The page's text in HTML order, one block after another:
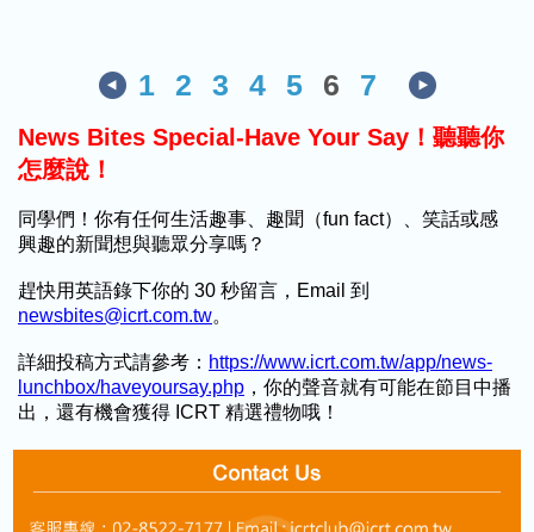
1 2 3 4 56 7
News Bites Special-Have Your Say！聽聽你
怎麼說！
同學們！你有任何生活趣事、趣聞（fun fact）、笑話或感
興趣的新聞想與聽眾分享嗎？
趕快用英語錄下你的 30 秒留言，Email 到
newsbites@icrt.com.tw。
詳細投稿方式請參考： https://www.icrt.com.tw/app/news-
lunchbox/haveyoursay.php ，你的聲音就有可能在節目中播
出，還有機會獲得 ICRT 精選禮物哦！